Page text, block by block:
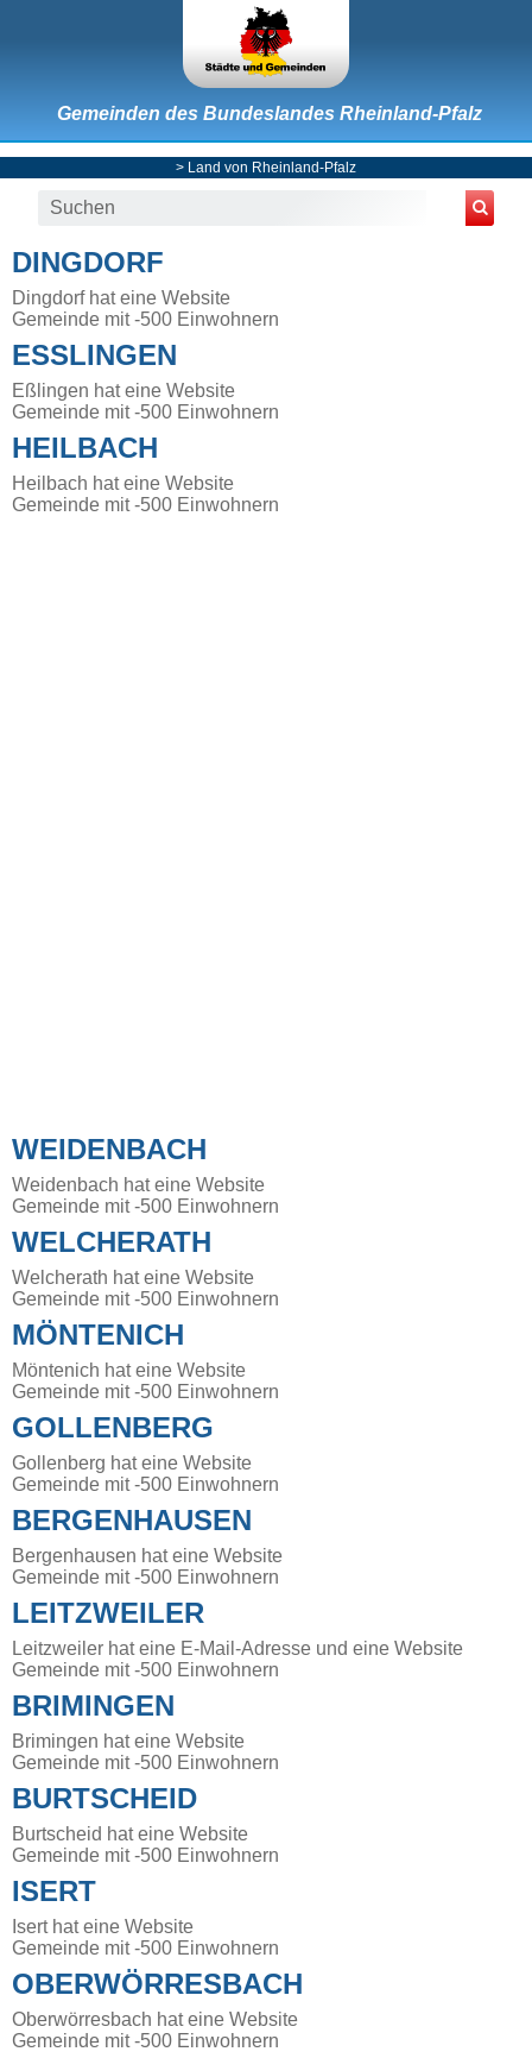
Gemeinden des Bundeslandes Rheinland-Pfalz
> Land von Rheinland-Pfalz
DINGDORF
Dingdorf hat eine Website
Gemeinde mit -500 Einwohnern
ESSLINGEN
Eßlingen hat eine Website
Gemeinde mit -500 Einwohnern
HEILBACH
Heilbach hat eine Website
Gemeinde mit -500 Einwohnern
WEIDENBACH
Weidenbach hat eine Website
Gemeinde mit -500 Einwohnern
WELCHERATH
Welcherath hat eine Website
Gemeinde mit -500 Einwohnern
MÖNTENICH
Möntenich hat eine Website
Gemeinde mit -500 Einwohnern
GOLLENBERG
Gollenberg hat eine Website
Gemeinde mit -500 Einwohnern
BERGENHAUSEN
Bergenhausen hat eine Website
Gemeinde mit -500 Einwohnern
LEITZWEILER
Leitzweiler hat eine E-Mail-Adresse und eine Website
Gemeinde mit -500 Einwohnern
BRIMINGEN
Brimingen hat eine Website
Gemeinde mit -500 Einwohnern
BURTSCHEID
Burtscheid hat eine Website
Gemeinde mit -500 Einwohnern
ISERT
Isert hat eine Website
Gemeinde mit -500 Einwohnern
OBERWÖRRESBACH
Oberwörresbach hat eine Website
Gemeinde mit -500 Einwohnern